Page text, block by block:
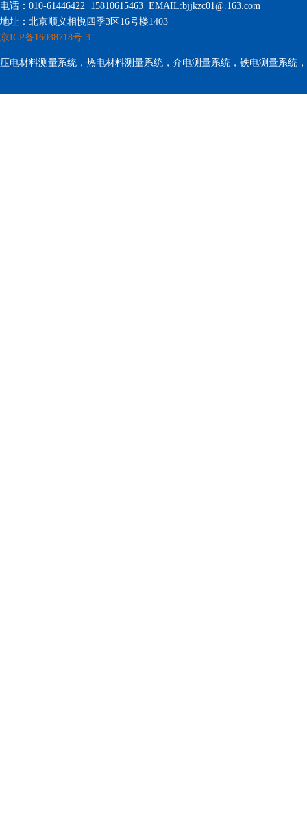
电话：010-61446422 15810615463 EMAIL:bjjkzc01@.163.com
地址：北京顺义相悦四季3区16号楼1403
京ICP备16038718号-3
压电材料测量系统，热电材料测量系统，介电测量系统，铁电测量系统